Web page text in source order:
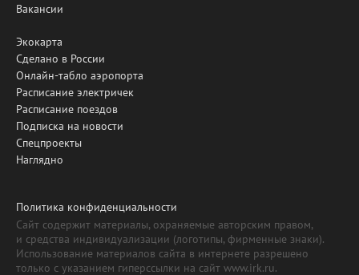
Вакансии
Экокарта
Сделано в России
Онлайн-табло аэропорта
Расписание электричек
Расписание поездов
Подписка на новости
Спецпроекты
Наглядно
Политика конфиденциальности
Сайт содержит материалы, охраняемые авторским правом,
и средства индивидуализации (логотипы, фирменные знаки).
Использование материалов сайта в интернете разрешено
только с указанием гиперссылки на сайт www.irk.ru.